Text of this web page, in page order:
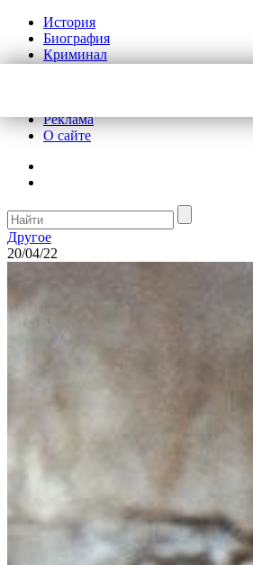
История
Биография
Криминал
Реклама
О сайте
Другое
20/04/22